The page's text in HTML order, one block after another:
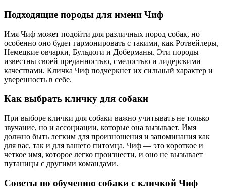
Подходящие породы для имени Чиф
Имя Чиф может подойти для различных пород собак, но
особенно оно будет гармонировать с такими, как Ротвейлеры,
Немецкие овчарки, Бульдоги и Доберманы. Эти породы
известны своей преданностью, смелостью и лидерскими
качествами. Кличка Чиф подчеркнет их сильный характер и
уверенность в себе.
Как выбрать кличку для собаки
При выборе клички для собаки важно учитывать не только
звучание, но и ассоциации, которые она вызывает. Имя
должно быть легким для произношения и запоминания как
для вас, так и для вашего питомца. Чиф — это короткое и
четкое имя, которое легко произнести, и оно не вызывает
путаницы с другими командами.
Советы по обучению собаки с кличкой Чиф